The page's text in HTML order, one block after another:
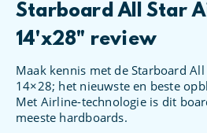
Starboard All Star
14'x28" review
Maak kennis met de Starboard
14×28; het nieuwste en beste
Met Airline-technologie is dit
meeste hardboards.